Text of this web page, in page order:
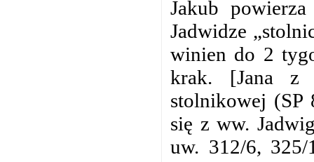
Jakub
Jadwidze
winien do 2
krak. [Jana z
stolnikowej (SP
się z ww.
uw. 312/6, 325/